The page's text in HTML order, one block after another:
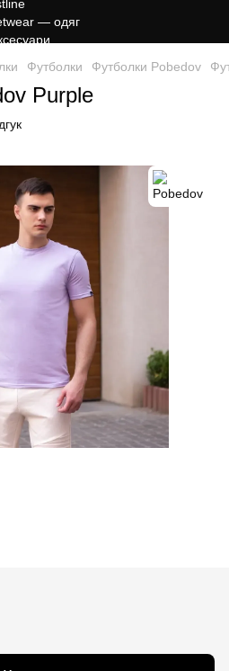
Футболки Футболки Pobedov
Purple